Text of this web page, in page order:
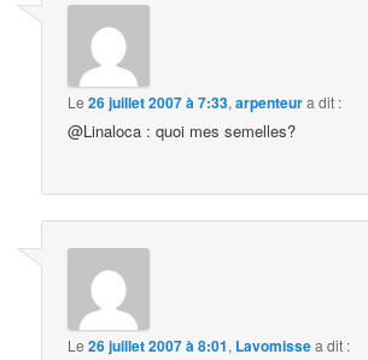
Le26 juillet 2007 à 7:33,arpenteura dit :
@Linaloca : quoi mes semelles?
Le26 juillet 2007 à 8:01, Lavomissea dit :